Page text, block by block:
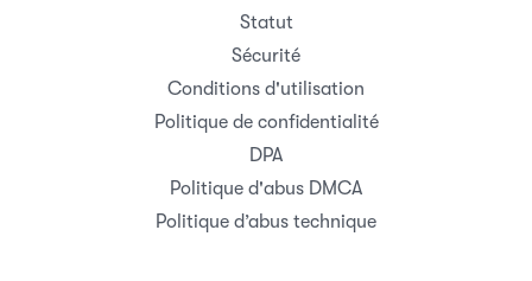
Statut
Sécurité
Conditions d'utilisation
Politique de confidentialité
DPA
Politique d'abus DMCA
Politique d’abus technique